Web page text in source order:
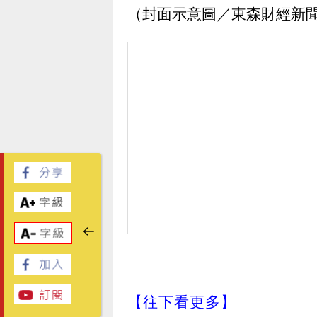
（封面示意圖／東森財經新
【往下看更多】